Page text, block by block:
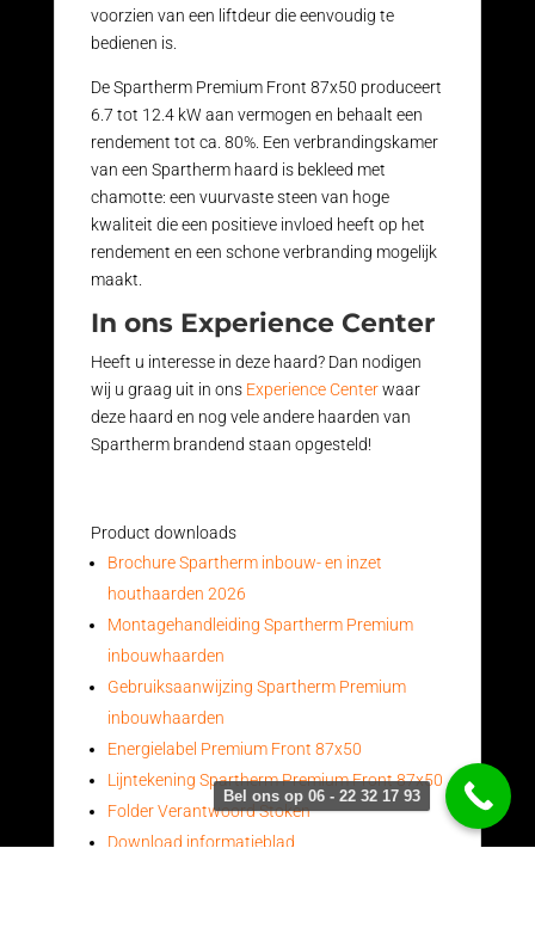
voorzien van een liftdeur die eenvoudig te
bedienen is.
De Spartherm Premium Front 87x50 produceert
6.7 tot 12.4 kW aan vermogen en behaalt een
rendement tot ca. 80%. Een verbrandingskamer
van een Spartherm haard is bekleed met
chamotte: een vuurvaste steen van hoge
kwaliteit die een positieve invloed heeft op het
rendement en een schone verbranding mogelijk
maakt.
In ons Experience Center
Heeft u interesse in deze haard? Dan nodigen
wij u graag uit in ons Experience Centerwaar
deze haard en nog vele andere haarden van
Spartherm brandend staan opgesteld!
Product downloads
Brochure Spartherm inbouw- en inzet
houthaarden 2026
Montagehandleiding Spartherm Premium
inbouwhaarden
Gebruiksaanwijzing Spartherm Premium
inbouwhaarden
Energielabel Premium Front 87x50
Lijntekening Spartherm Premium Front 87x50
Folder Verantwoord Stoken
Download informatieblad
Bel ons op 06 - 22 32 17 93